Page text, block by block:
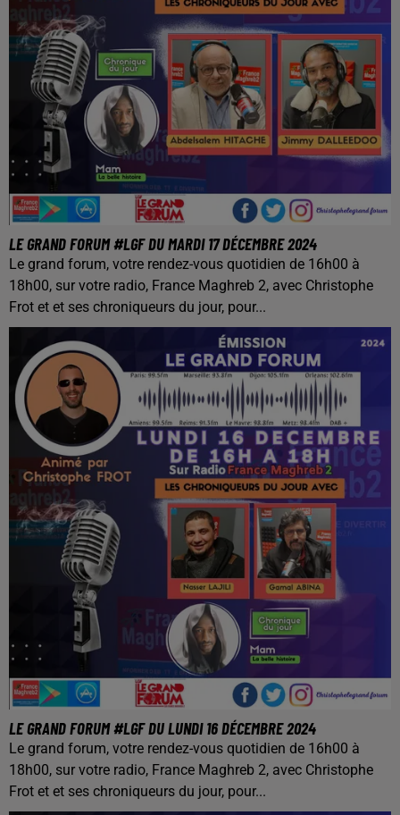
LE GRAND FORUM #LGF DU MARDI 17 DÉCEMBRE 2024
Le grand forum, votre rendez-vous quotidien de 16h00 à
18h00, sur votre radio, France Maghreb 2, avec Christophe
Frot et et ses chroniqueurs du jour, pour...
LE GRAND FORUM #LGF DU LUNDI 16 DÉCEMBRE 2024
Le grand forum, votre rendez-vous quotidien de 16h00 à
18h00, sur votre radio, France Maghreb 2, avec Christophe
Frot et et ses chroniqueurs du jour, pour...